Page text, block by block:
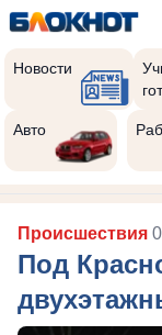
Новости
Авто
Происшествия
Под